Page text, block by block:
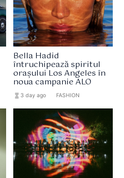
Bella Hadid
întruchipează spiritul
orașului Los Angeles în
noua campanie ALO
hourglass_full 3 day ago FASHION